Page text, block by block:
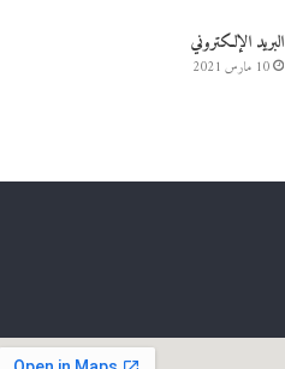
البريد الإلكتروني
10 مارس 2021